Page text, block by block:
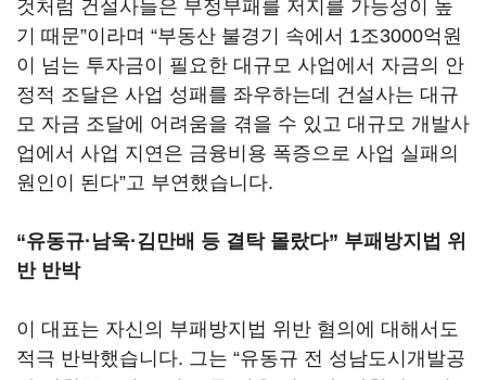
것처럼 건설사들은 부정부패를 저지를 가능성이 높
기 때문”이라며 “부동산 불경기 속에서 1조3000억원
이 넘는 투자금이 필요한 대규모 사업에서 자금의 안
정적 조달은 사업 성패를 좌우하는데 건설사는 대규
모 자금 조달에 어려움을 겪을 수 있고 대규모 개발사
업에서 사업 지연은 금융비용 폭증으로 사업 실패의
원인이 된다”고 부연했습니다.
“유동규·남욱·김만배 등 결탁 몰랐다” 부패방지법 위
반 반박
이 대표는 자신의 부패방지법 위반 혐의에 대해서도
적극 반박했습니다. 그는 “유동규 전 성남도시개발공